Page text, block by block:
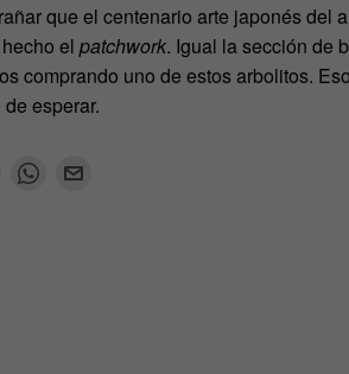
que el centenario arte japonés del
el patchwork. Igual la sección de
comprando uno de estos arbolitos.
esperar.